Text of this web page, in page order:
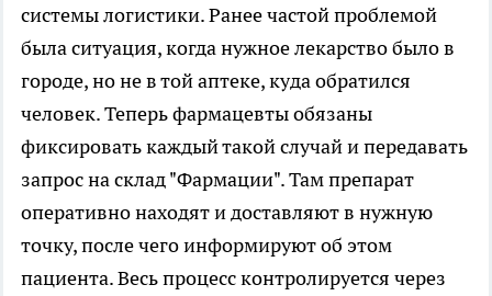
системы логистики. Ранее частой проблемой
была ситуация, когда нужное лекарство было в
городе, но не в той аптеке, куда обратился
человек. Теперь фармацевты обязаны
фиксировать каждый такой случай и передавать
запрос на склад "Фармации". Там препарат
оперативно находят и доставляют в нужную
точку, после чего информируют об этом
пациента. Весь процесс контролируется через